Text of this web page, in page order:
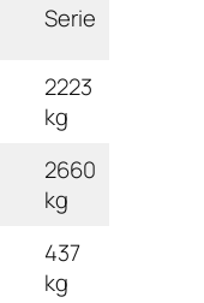
Serie
2223
kg
2660
kg
437
kg